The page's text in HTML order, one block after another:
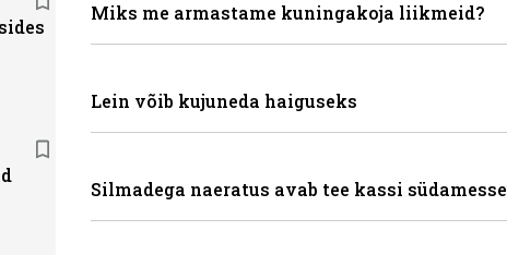
Miks me armastame kuningakoja liikmeid?
Lein võib kujuneda haiguseks
Silmadega naeratus avab tee kassi südamesse